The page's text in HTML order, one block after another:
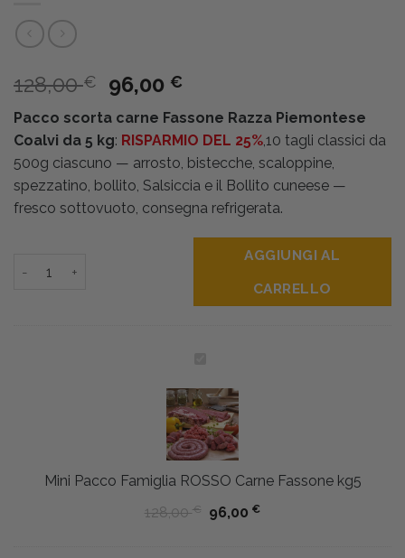
128,00€
Il
prezzo
originale
era:
128,00 €.
96,00 €
attuale
è:
96,00 €.
Pacco scorta carne Fassone Razza Piemontese
Coalvi da 5 kg: RISPARMIO DEL 25%,10 tagli classici da
500g ciascuno — arrosto, bistecche, scaloppine,
spezzatino, bollito, Salsiccia e il Bollito cuneese —
fresco sottovuoto, consegna refrigerata.
Mini Pacco Famiglia ROSSO Carne Fassone kg5 quantità
AGGIUNGI AL
CARRELLO
Famiglia
ROSSO
Carne
Fassone
kg5
Mini Pacco Famiglia ROSSO Carne Fassone kg5
128,00€ 96,00€